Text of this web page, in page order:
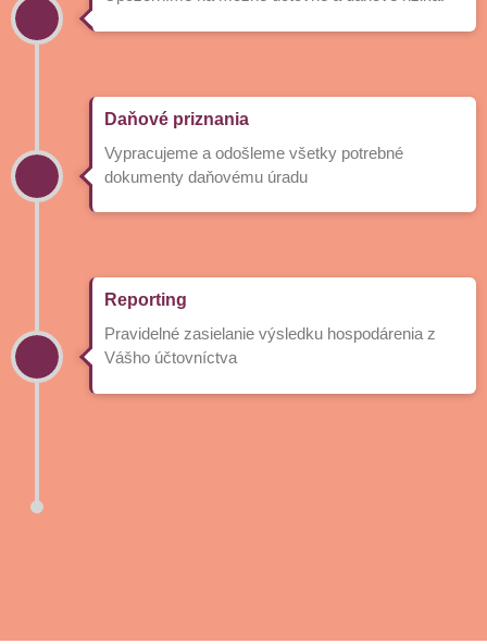
Daňové priznania
Vypracujeme a odošleme všetky potrebné
dokumenty daňovému úradu
Reporting
Pravidelné zasielanie výsledku hospodárenia z
Vášho účtovníctva